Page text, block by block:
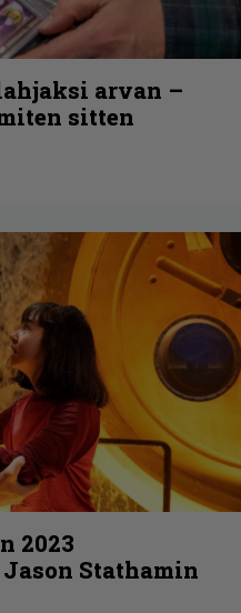
arvan –
sitten
2023
Stathamin